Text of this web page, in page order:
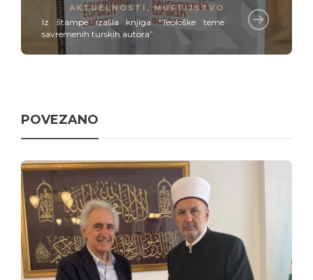
AKTUELNOSTI ,MUFTIJSTVO
Iz štampe izašla knjiga “Teološke teme
savremenih turskih autora”
POVEZANO